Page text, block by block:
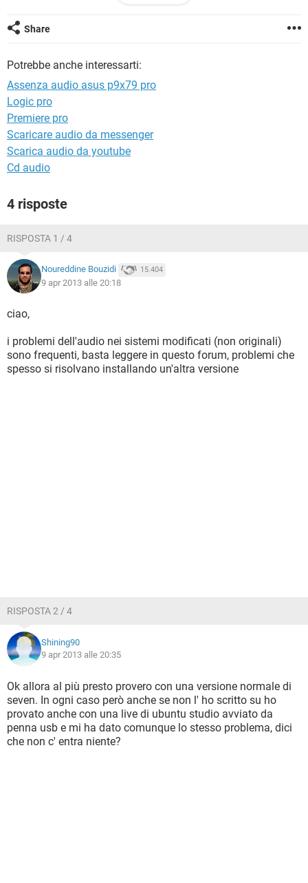
Share
Potrebbe anche interessarti:
Assenza audio asus p9x79 pro
Logic pro
Premiere pro
Scaricare audio da messenger
Scarica audio da youtube
Cd audio
4 risposte
RISPOSTA 1 / 4
Noureddine Bouzidi 15.404
9 apr 2013 alle 20:18
ciao,
i problemi dell'audio nei sistemi modificati (non originali)
sono frequenti, basta leggere in questo forum, problemi che
spesso si risolvano installando un'altra versione
RISPOSTA 2 / 4
Shining90
9 apr 2013 alle 20:35
Ok allora al più presto provero con una versione normale di
seven. In ogni caso però anche se non l' ho scritto su ho
provato anche con una live di ubuntu studio avviato da
penna usb e mi ha dato comunque lo stesso problema, dici
che non c' entra niente?